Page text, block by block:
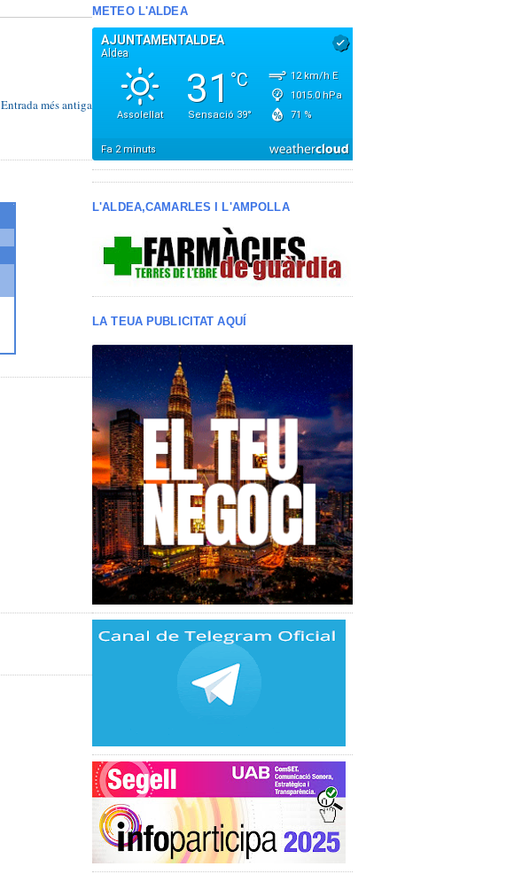
Entrada més antiga
METEO L'ALDEA
L'ALDEA,CAMARLES I L'AMPOLLA
LA TEUA PUBLICITAT AQUÍ